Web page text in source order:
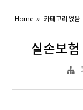
Home 카테고리 없음
실손보